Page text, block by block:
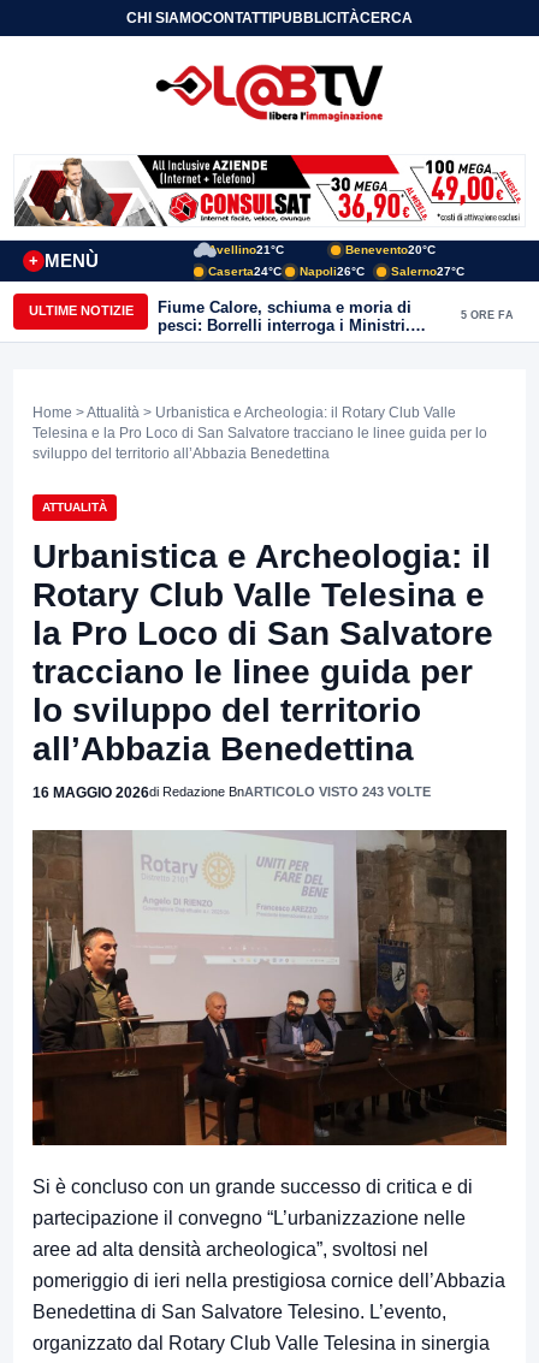
CHI SIAMOCONTATTIPUBBLICITÀCERCA
MENÙ
+
Avellino21°C Benevento20°C
Caserta24°C Napoli26°C Salerno27°C
ULTIME NOTIZIE
Fiume Calore, schiuma e moria di
pesci: Borrelli interroga i Ministri.
“Benevento paga l’assenza del
5 ORE FA
Home >Attualità > Urbanistica e Archeologia: il Rotary Club Valle
Telesina e la Pro Loco di San Salvatore tracciano le linee guida per lo
sviluppo del territorio all’Abbazia Benedettina
ATTUALITÀ
Urbanistica e Archeologia: il
Rotary Club Valle Telesina e
la Pro Loco di San Salvatore
tracciano le linee guida per
lo sviluppo del territorio
all’Abbazia Benedettina
16 MAGGIO 2026di Redazione BnARTICOLO VISTO 243 VOLTE
Si è concluso con un grande successo di critica e di
partecipazione il convegno “L’urbanizzazione nelle
aree ad alta densità archeologica”, svoltosi nel
pomeriggio di ieri nella prestigiosa cornice dell’Abbazia
Benedettina di San Salvatore Telesino. L’evento,
organizzato dal Rotary Club Valle Telesina in sinergia